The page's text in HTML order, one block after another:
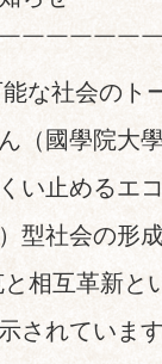
￣￣￣￣￣
な社会のト
（國學院大
い止めるエ
型社会の形
相互革新と
されていま